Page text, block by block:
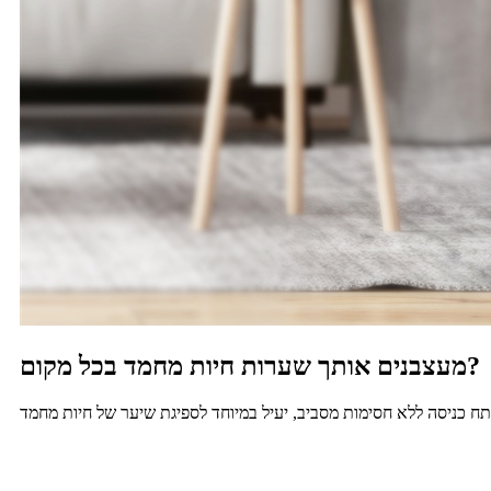
מעצבנים אותך שערות חיות מחמד בכל מקום?
כניסה ללא חסימות מסביב, יעיל במיוחד לספיגת שיער של חיות מחמד